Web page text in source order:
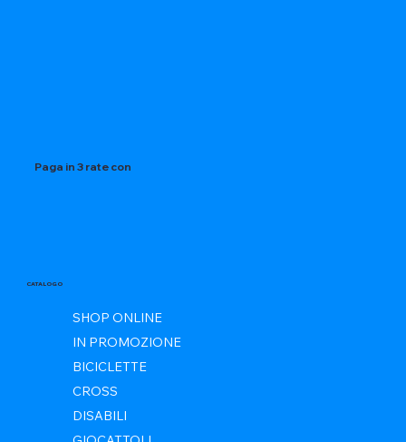
Paga in 3 rate con
CATALOGO
SHOP ONLINE
IN PROMOZIONE
BICICLETTE
CROSS
DISABILI